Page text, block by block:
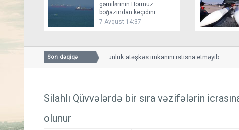
gəmilərinin Hörmüz
boğazından keçidini
bağlayır
7 Avqust 14:37
Son dəqiqə
Bessent İranla 60 günlük atəşkəs imkanını istisna etməyib
Silahlı Qüvvələrdə bir sıra vəzifələrin
olunur